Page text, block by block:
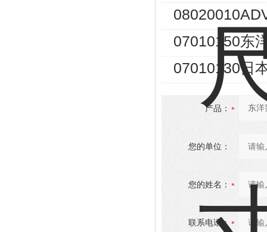
07010150东
07010130日
产品：
您的单位：
您的姓名：
联系电话：